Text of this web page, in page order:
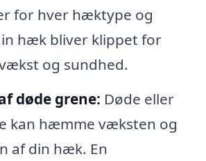
for hver hæktype og
hæk bliver klippet for
og sundhed.
døde grene: Døde eller
kan hæmme væksten og
af din hæk. En